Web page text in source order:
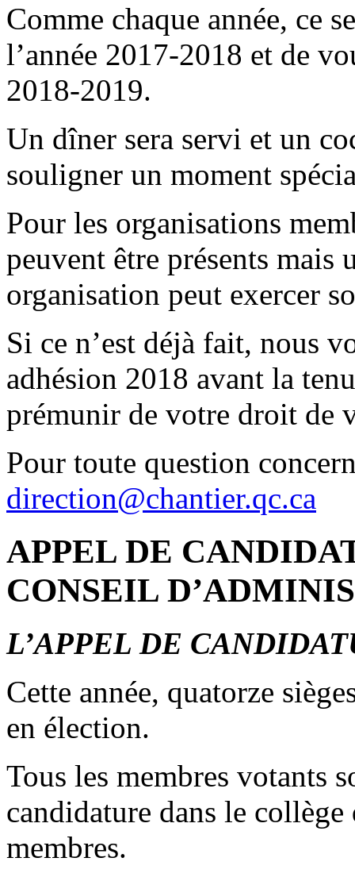
Comme chaque année, ce
l’année 2017-2018 et de
2018-2019.
Un dîner sera servi et un
souligner un moment
Pour les organisations
peuvent être présents mais
organisation peut exercer
Si ce n’est déjà fait, nous
adhésion 2018 avant la
prémunir de votre droit de
Pour toute question
direction@chantier.qc.ca
APPEL DE
CONSEIL
L’APPEL DE
Cette année, quatorze
en élection.
Tous les membres votants
candidature dans le
membres.